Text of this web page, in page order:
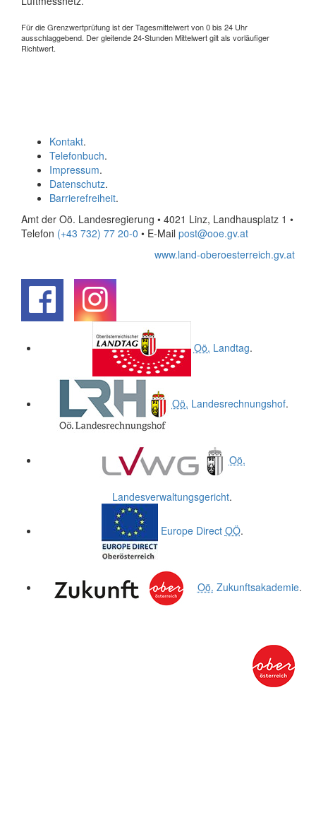
Für die Grenzwertprüfung ist der Tagesmittelwert von 0 bis 24 Uhr
ausschlaggebend. Der gleitende 24-Stunden Mittelwert gilt als vorläufiger
Richtwert.
Kontakt.
Telefonbuch.
Impressum.
Datenschutz.
Barrierefreiheit.
Amt der Oö. Landesregierung • 4021 Linz, Landhausplatz 1 •
Telefon (+43 732) 77 20-0 • E-Mail post@ooe.gv.at
www.land-oberoesterreich.gv.at
Oö. Landtag.
Oö. Landesrechnungshof.
Oö.
Landesverwaltungsgericht.
Europe Direct OÖ.
Oö. Zukunftsakademie.